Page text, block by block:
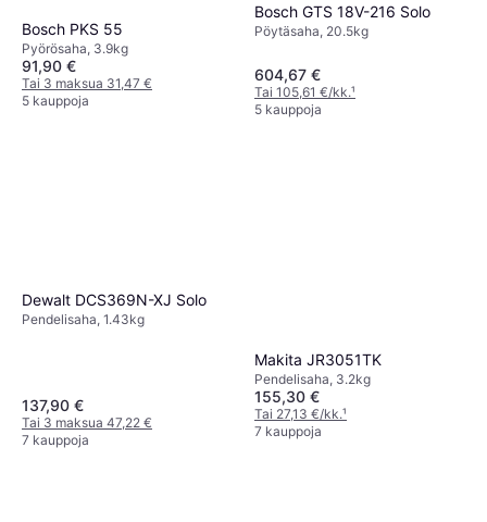
Bosch PKS 55
Pyörösaha, 3.9kg
91,90 €
Tai 3 maksua 31,47 €
5 kauppoja
Bosch GTS 18V-216 Solo
Pöytäsaha, 20.5kg
604,67 €
Tai 105,61 €/kk.¹
5 kauppoja
Dewalt DCS369N-XJ Solo
Pendelisaha, 1.43kg
137,90 €
Tai 3 maksua 47,22 €
7 kauppoja
Makita JR3051TK
Pendelisaha, 3.2kg
155,30 €
Tai 27,13 €/kk.¹
7 kauppoja